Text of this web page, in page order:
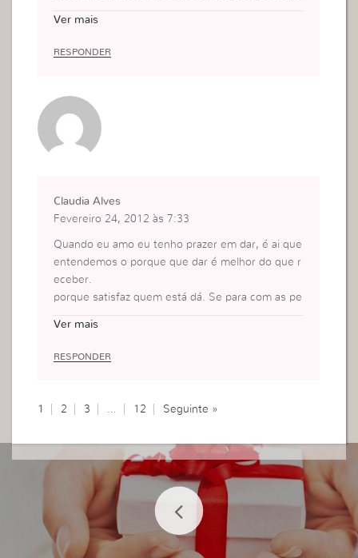
Beijinhos .
Ver mais
RESPONDER
Claudia Alves
Fevereiro 24, 2012 às 7:33
Quando eu amo eu tenho prazer em dar, é ai que
entendemos o porque que dar é melhor do que r
eceber.
porque satisfaz quem está dá. Se para com as pe
melhor a entrega sou eu que faço a cada amanhe
Ver mais
RESPONDER
1 2 3 … 12 Seguinte »